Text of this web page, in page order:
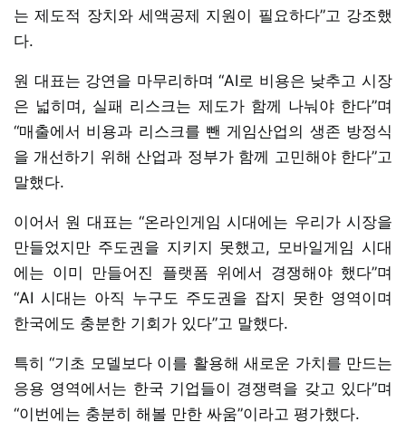
는 제도적 장치와 세액공제 지원이 필요하다”고 강조했
다.
원 대표는 강연을 마무리하며 “AI로 비용은 낮추고 시장
은 넓히며, 실패 리스크는 제도가 함께 나눠야 한다”며
“매출에서 비용과 리스크를 뺀 게임산업의 생존 방정식
을 개선하기 위해 산업과 정부가 함께 고민해야 한다”고
말했다.
이어서 원 대표는 “온라인게임 시대에는 우리가 시장을
만들었지만 주도권을 지키지 못했고, 모바일게임 시대
에는 이미 만들어진 플랫폼 위에서 경쟁해야 했다”며
“AI 시대는 아직 누구도 주도권을 잡지 못한 영역이며
한국에도 충분한 기회가 있다”고 말했다.
특히 “기초 모델보다 이를 활용해 새로운 가치를 만드는
응용 영역에서는 한국 기업들이 경쟁력을 갖고 있다”며
“이번에는 충분히 해볼 만한 싸움”이라고 평가했다.